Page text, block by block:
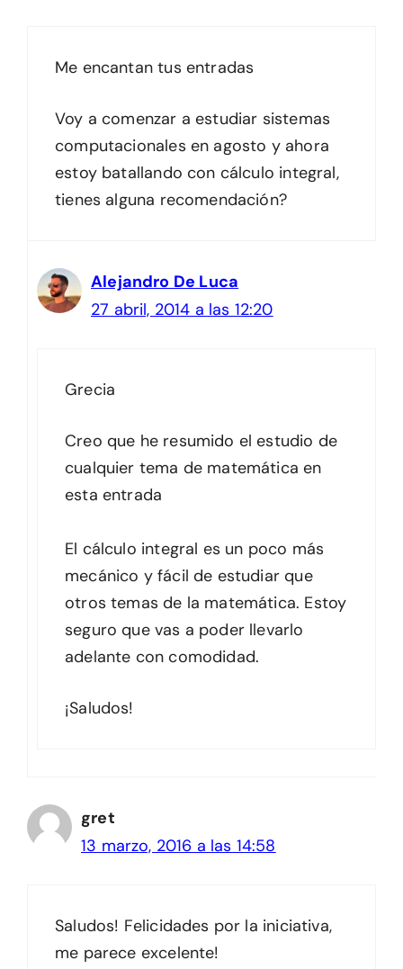
Me encantan tus entradas
Voy a comenzar a estudiar sistemas
computacionales en agosto y ahora
estoy batallando con cálculo integral,
tienes alguna recomendación?
Alejandro De Luca
27 abril, 2014 a las 12:20
Grecia
Creo que he resumido el estudio de
cualquier tema de matemática en
esta entrada
El cálculo integral es un poco más
mecánico y fácil de estudiar que
otros temas de la matemática. Estoy
seguro que vas a poder llevarlo
adelante con comodidad.
¡Saludos!
gret
13 marzo, 2016 a las 14:58
Saludos! Felicidades por la iniciativa,
me parece excelente!